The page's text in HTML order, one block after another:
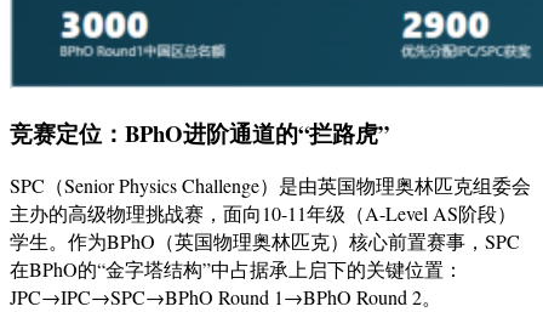
竞赛定位：BPhO进阶通道的“拦路虎”
SPC（Senior Physics Challenge）是由英国物理奥林匹克组委会
主办的高级物理挑战赛，面向10-11年级（A-Level AS阶段）
学生。作为BPhO（英国物理奥林匹克）核心前置赛事，SPC
在BPhO的“金字塔结构”中占据承上启下的关键位置：
JPC→IPC→SPC→BPhO Round 1→BPhO Round 2。